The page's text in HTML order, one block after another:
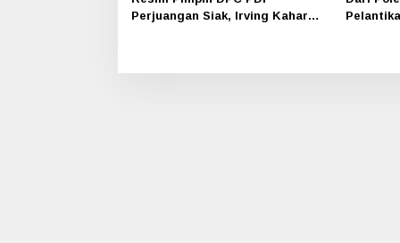
Perjuangan Siak, Irving Kahar